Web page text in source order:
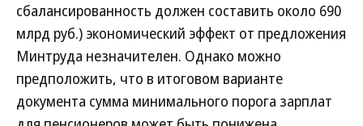
сбалансированность должен составить около 690
млрд руб.) экономический эффект от предложения
Минтруда незначителен. Однако можно
предположить, что в итоговом варианте
документа сумма минимального порога зарплат